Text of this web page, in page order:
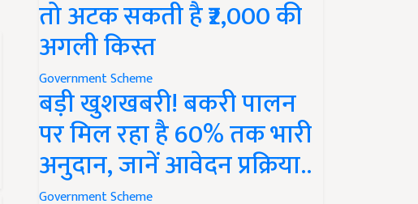
तो अटक सकती है ₹2,000 की
अगली किस्त
Government Scheme
बड़ी खुशखबरी! बकरी पालन
पर मिल रहा है 60% तक भारी
अनुदान, जानें आवेदन प्रक्रिया..
Government Scheme